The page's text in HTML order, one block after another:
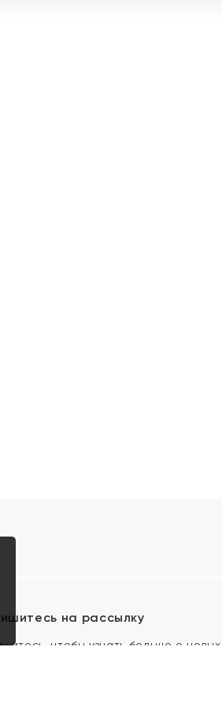
на рассылку
чтобы узнать больше о новых